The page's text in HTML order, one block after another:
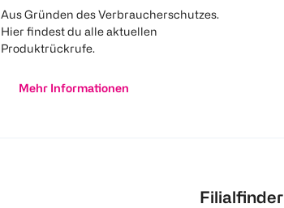
Aus Gründen des Verbraucherschutzes.
Hier findest du alle aktuellen
Produktrückrufe.
Mehr Informationen
Filialfinder